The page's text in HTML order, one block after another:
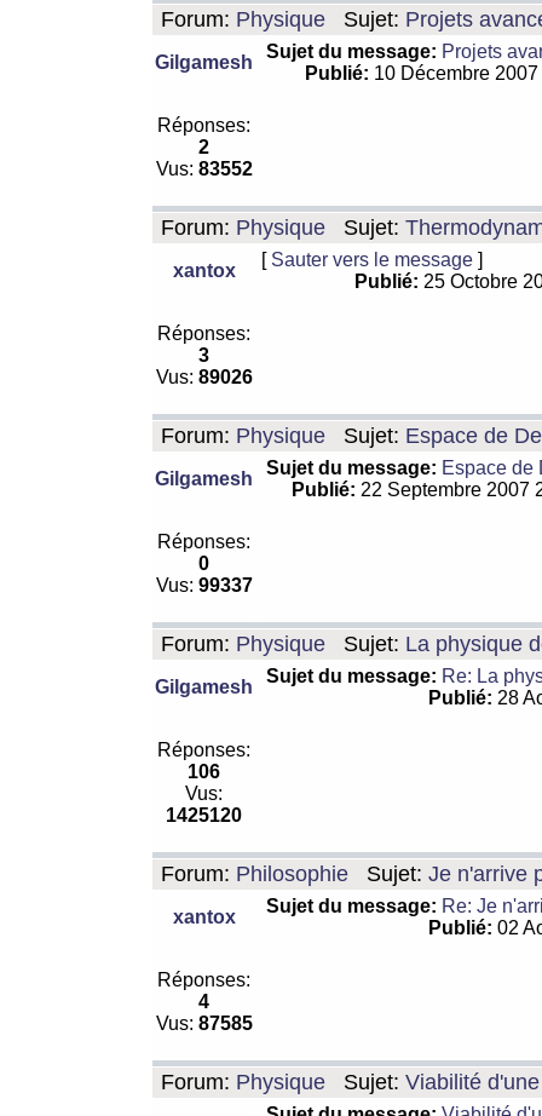
Forum: Physique Sujet: Projets
Gilgamesh
Sujet du message: Projets
Publié: 10 Décembre
Réponses:
2
Vus: 83552
Forum: Physique Sujet:
xantox
[ Sauter vers le message ]
Publié: 25 Octobre
Réponses:
3
Vus: 89026
Forum: Physique Sujet: Espace de
Gilgamesh
Sujet du message: Espace de
Publié: 22 Septembre 2007
Réponses:
0
Vus: 99337
Forum: Physique Sujet: La physique
Gilgamesh
Sujet du message: Re: La
Publié: 28
Réponses:
106
Vus:
1425120
Forum: Philosophie Sujet: Je n'arrive
xantox
Sujet du message: Re: Je
Publié: 02
Réponses:
4
Vus: 87585
Forum: Physique Sujet: Viabilité